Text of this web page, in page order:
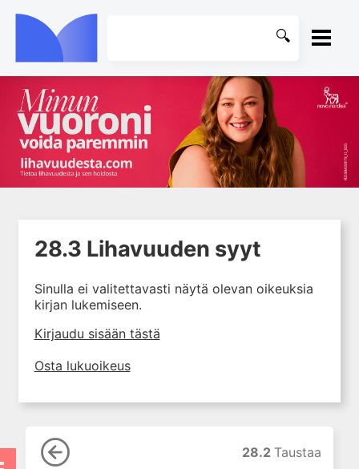
ETUSIVU
KIRJASTO
OHJEET
1. Farmakokinetiikan käsitteet
ja sovellutukset lääkehoitoon
2. Lääkkeiden antotavat
4. Lääkeaineiden haitalliset
yhteisvaikutukset
5. Farmakogeneettiset
yksilövaihtelut
pitoisuusmittaukset
7. Lääkehoidon erityispiirteet
8. Uusi painos: Lääkehoito
9. Lääkehoidon erityispiirteet
vanhuksilla
28.3 Lihavuuden syyt
Sinulla ei valitettavasti näytä olevan oikeuksia
kirjan lukemiseen.
Kirjaudu sisään tästä
Osta lukuoikeus
28.2 Taustaa